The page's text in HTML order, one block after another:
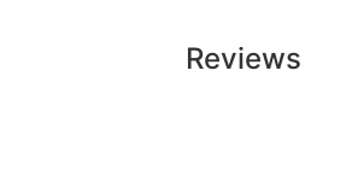
Reviews